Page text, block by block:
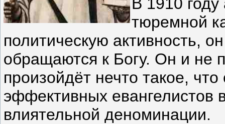
тюремной
политическую активность,
обращаются к Богу. Он и не
произойдёт нечто такое,
эффективных евангелистов
влиятельной деноминации.